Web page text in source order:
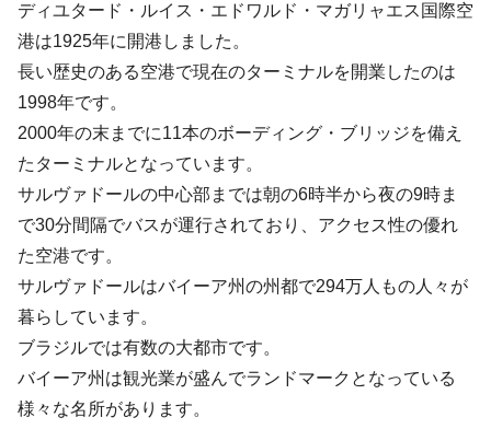
ディユタード・ルイス・エドワルド・マガリャエス国際空
港は1925年に開港しました。
長い歴史のある空港で現在のターミナルを開業したのは
1998年です。
2000年の末までに11本のボーディング・ブリッジを備え
たターミナルとなっています。
サルヴァドールの中心部までは朝の6時半から夜の9時ま
で30分間隔でバスが運行されており、アクセス性の優れ
た空港です。
サルヴァドールはバイーア州の州都で294万人もの人々が
暮らしています。
ブラジルでは有数の大都市です。
バイーア州は観光業が盛んでランドマークとなっている
様々な名所があります。